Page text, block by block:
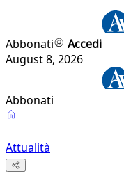
Abbonati
Accedi
August 8, 2026
Abbonati
Attualità